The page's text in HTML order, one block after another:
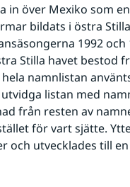
in över Mexiko som
bildats i östra
1992 och
Stilla havet bestod
namnlistan
listan med
från resten av
för vart sjätte.
och utvecklades till